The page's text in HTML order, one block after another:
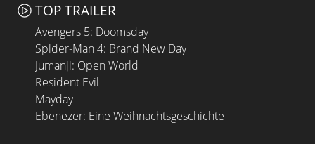
TOP TRAILER
Avengers 5: Doomsday
Spider-Man 4: Brand New Day
Jumanji: Open World
Resident Evil
Mayday
Ebenezer: Eine Weihnachtsgeschichte